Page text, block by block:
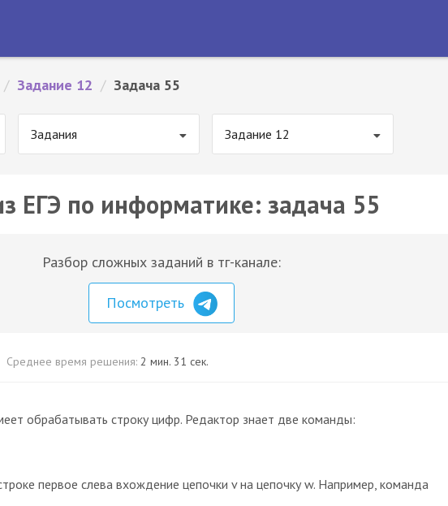
/ Задание 12 / Задача 55
Задания Задание 12
ЕГЭ по информатике: задача 55
Разбор сложных заданий в тг-канале:
Посмотреть
Среднее время решения: 2 мин. 31 сек.
обрабатывать строку цифр. Редактор знает две команды:
первое слева вхождение цепочки v на цепочку w. Например, команда